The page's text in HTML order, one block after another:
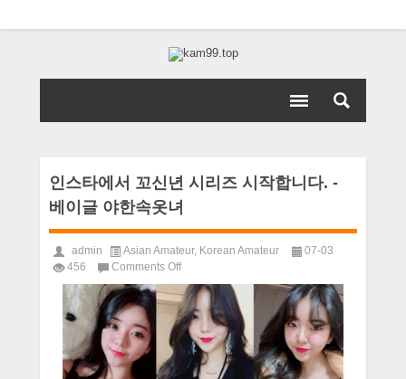
인스타에서 꼬신년 시리즈 시작합니다. -
베이글 야한속옷녀
admin Asian Amateur, Korean Amateur
07-03
456
Comments Offon
인
스
타
에
서
꼬